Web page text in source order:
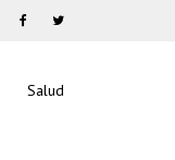
Salud